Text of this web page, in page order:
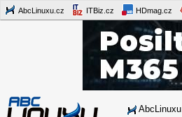
AbcLinuxu.cz ITBiz.cz HDmag.cz
AbcLinuxu